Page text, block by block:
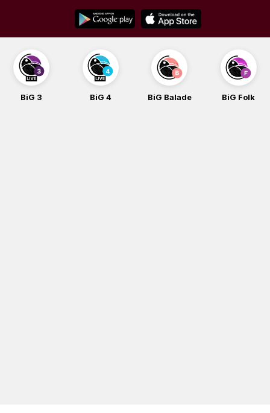
content
BiG 3 BiG 4 BiG Balade BiG Folk